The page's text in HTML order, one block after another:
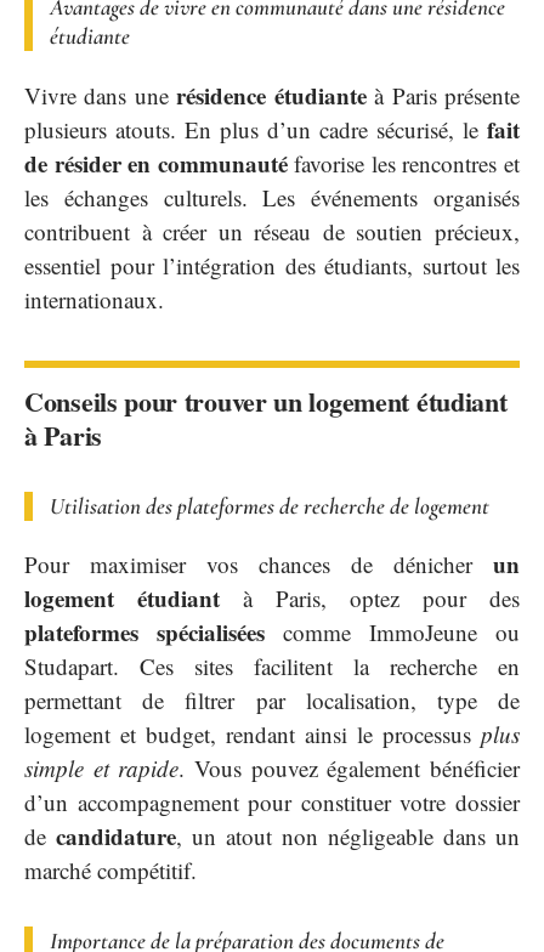
Avantages de vivre en communauté dans une résidence
étudiante
Vivre dans unerésidence étudianteà Paris présente
plusieurs atouts. En plus d’un cadre sécurisé, le fait
de résider en communautéfavorise les rencontres et
les échanges culturels. Les événements organisés
contribuent à créer un réseau de soutien précieux,
essentiel pour l’intégration des étudiants, surtout les
internationaux.
Conseils pour trouver un logement étudiant
à Paris
Utilisation des plateformes de recherche de logement
Pour maximiser vos chances de dénicher un
logement étudiant à Paris, optez pour des
plateformes spécialisées comme ImmoJeune ou
Studapart. Ces sites facilitent la recherche en
permettant de filtrer par localisation, type de
logement et budget, rendant ainsi le processus plus
simple et rapide. Vous pouvez également bénéficier
d’un accompagnement pour constituer votre dossier
de candidature, un atout non négligeable dans un
marché compétitif.
Importance de la préparation des documents de